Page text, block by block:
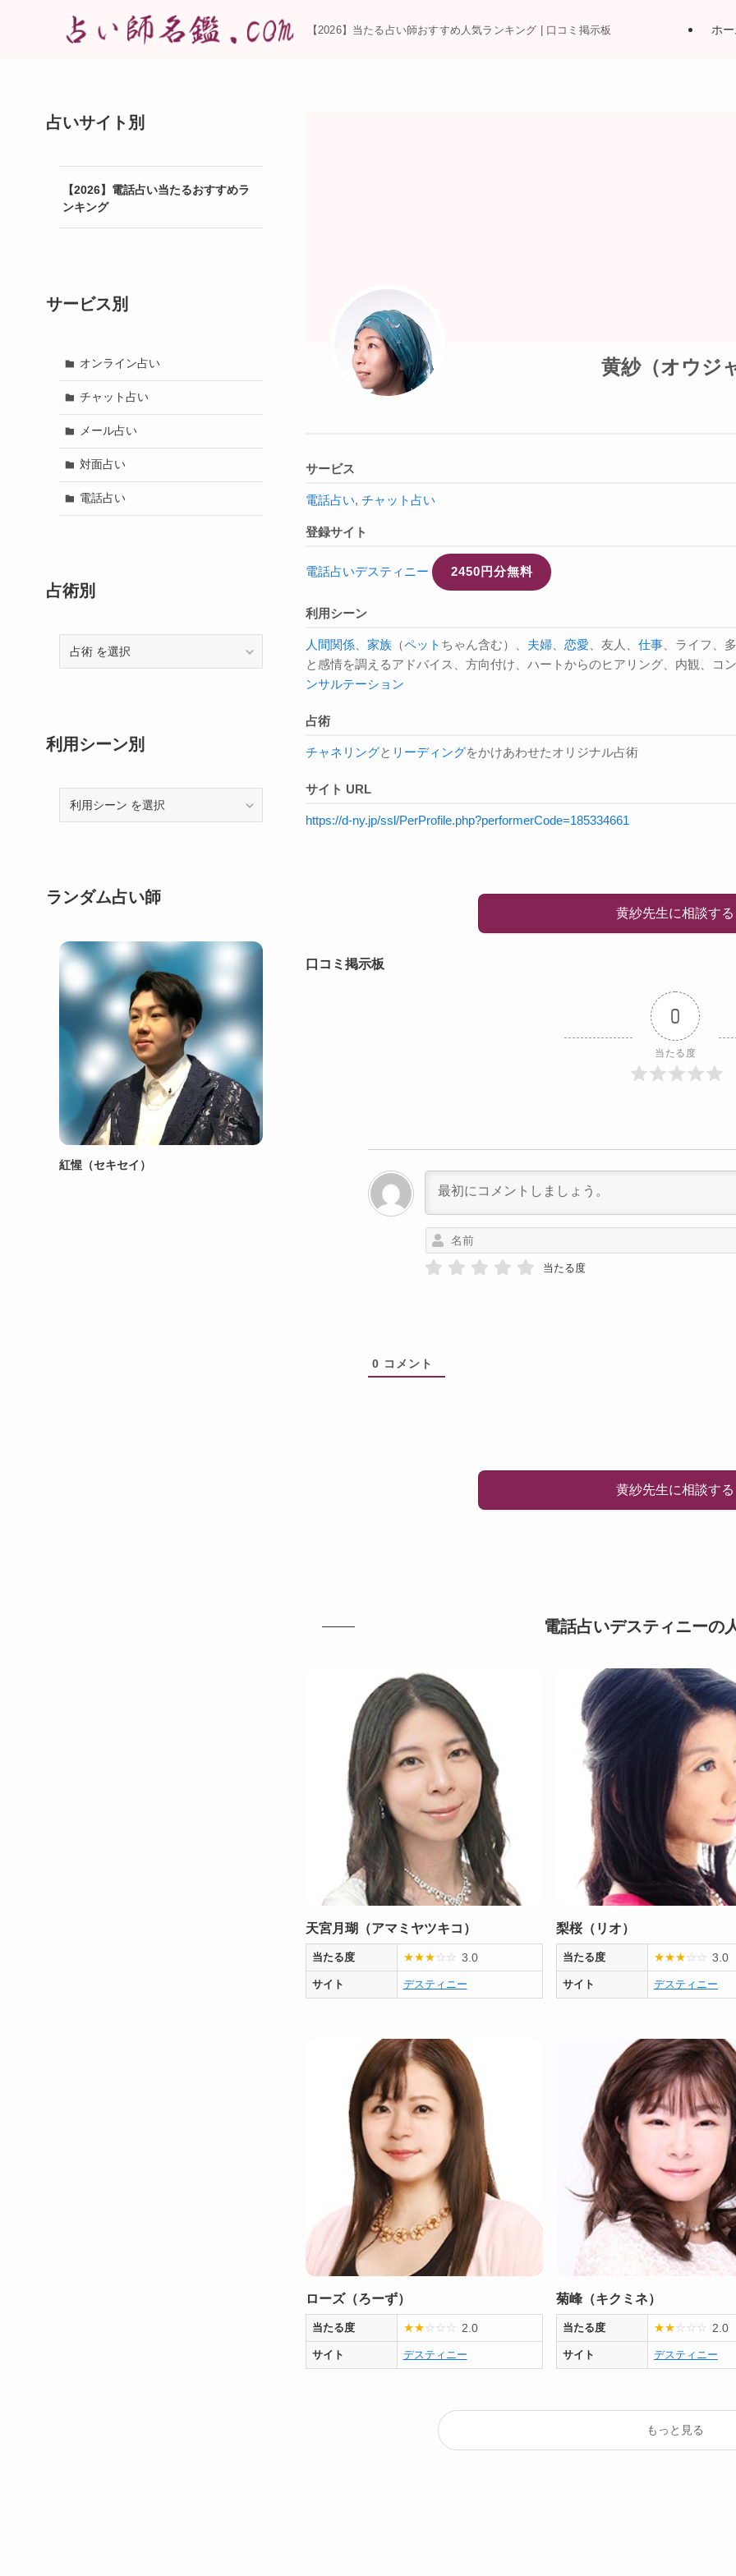
【2026】当たる占い師おすすめ人気ランキング | 口コミ掲示板 ホ
黄紗（オウジ
サービス
電話占い, チャット占い
登録サイト
電話占いデスティニー 2450円分無料
利用シーン
人間関係 家族 （ペット ちゃん含む）、 夫婦 恋愛 、友人、 仕事 、ライフ、
と感情を調えるアドバイス、方向付け、ハートからのヒアリング、内観、コ
ンサルテーション
占術
チャネリングと リーディングをかけあわせたオリジナル占術
サイト URL
https://d-ny.jp/ssl/PerProfile.php?performerCode=185334661
黄紗先生に相談する
口コミ掲示板
0
当たる度
当たる度
0 コメント
黄紗先生に相談する
電話占いデスティニーの
天宮月瑚（アマミヤツキコ）
当たる度 ★★★☆☆ 3.0
サイト デスティニー
梨桜（リオ）
当たる度 ★★★☆☆ 3.0
サイト デスティニー
ローズ（ろーず）
当たる度 ★★☆☆☆ 2.0
サイト デスティニー
菊峰（キクミネ）
当たる度 ★★☆☆☆ 2.0
サイト デスティニー
もっと見る
占いサイト別
【2026】電話占い当たるおすすめラ
ンキング
サービス別
オンライン占い
チャット占い
メール占い
対面占い
電話占い
占術別
術
利用シーン別
ランダム占い師
紅惺（セキセイ）